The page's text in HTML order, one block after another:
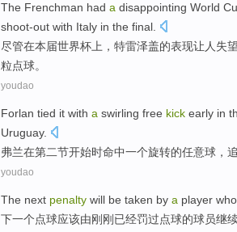
The Frenchman had a disappointing World
shoot-out with Italy in the final.
尽管在本届世界杯上，特雷泽盖的表现让人失望
粒点球。
youdao
Forlan tied it with a swirling free kick early in
Uruguay.
弗兰在第二节开始时命中一个旋转的任意球，
youdao
The next penalty will be taken by a player who
下一个点球应该由刚刚已经罚过点球的球员继